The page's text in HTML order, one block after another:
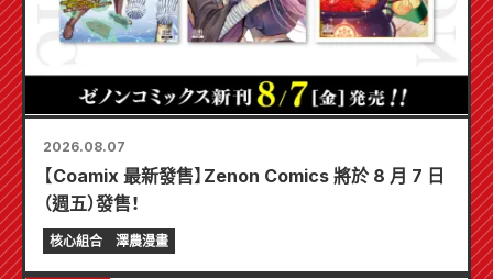
2026.08.07
【Coamix 最新發售】Zenon Comics 將於 8 月 7 日
（週五）發售！
核心組合 澤農漫畫